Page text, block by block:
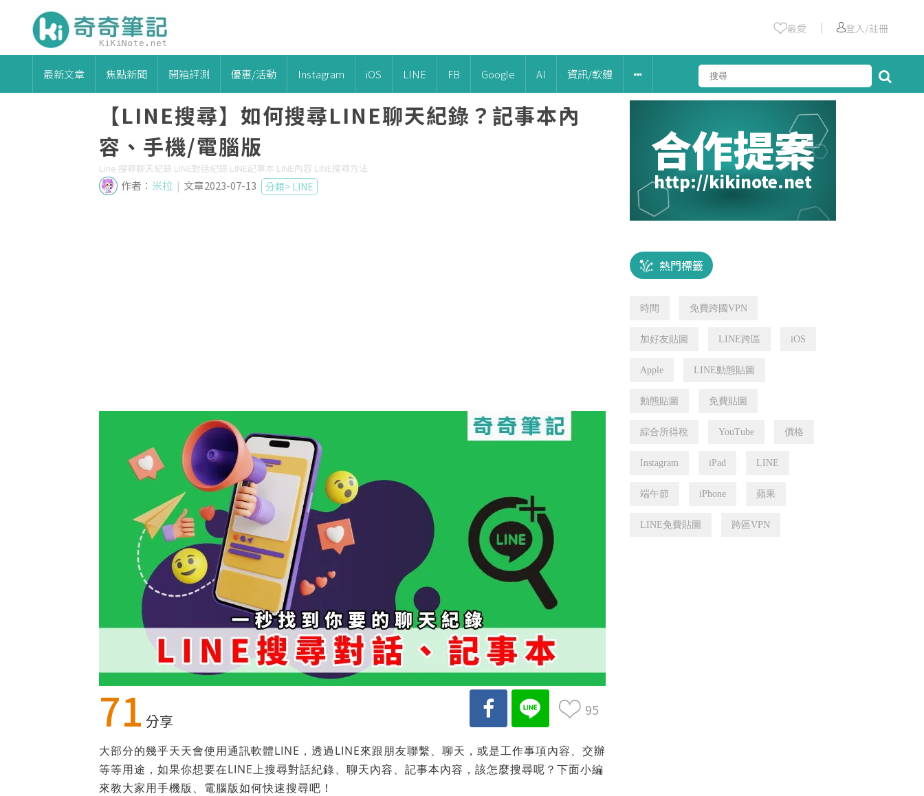
最愛 ｜ 登入/註冊
最新文章 焦點新聞 開箱評測 優惠/活動 Instagram iOS LINE FB Google AI 資訊/軟體
合作提案
http://kikinote.net
熱門標籤
時間 免費跨國VPN
加好友貼圖 LINE跨區 iOS
Apple LINE動態貼圖
動態貼圖 免費貼圖
綜合所得稅 YouTube 價格
Instagram iPad LINE
端午節 iPhone 蘋果
LINE免費貼圖 跨區VPN
【LINE搜尋】如何搜尋LINE聊天紀錄？記事本內
容、手機/電腦版
Line 搜尋聊天紀錄 LINE對話紀錄 LINE記事本 LINE內容 LINE搜尋方法
作者： 米拉 | 文章2023-07-13 分類> LINE
71 分享
95
大部分的幾乎天天會使用通訊軟體LINE，透過LINE來跟朋友聯繫、聊天，或是工作事項內容、交辦
等等用途，如果你想要在LINE上搜尋對話紀錄、聊天內容、記事本內容，該怎麼搜尋呢？下面小編
來教大家用手機版、電腦版如何快速搜尋吧！